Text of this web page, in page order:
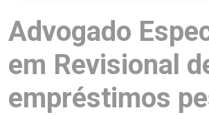
Advogado
em Revisional
empréstimos